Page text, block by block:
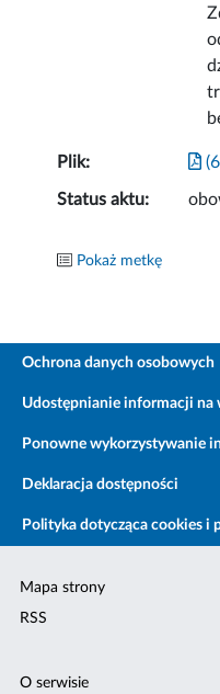
Plik:
Status aktu:
Pokaż metkę
Ochrona danych osobowych
Udostępnianie informacji na
Ponowne wykorzystywanie
Deklaracja dostępności
Polityka dotycząca cookies i
Mapa strony
RSS
O serwisie